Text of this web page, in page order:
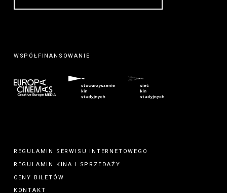
WSPÓŁFINANSOWANIE
REGULAMIN SERWISU INTERNETOWEGO
REGULAMIN KINA I
SPRZEDAŻY
CENY BILETÓW
KONTAKT